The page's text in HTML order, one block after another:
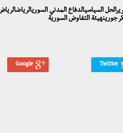
التفاوض السورية